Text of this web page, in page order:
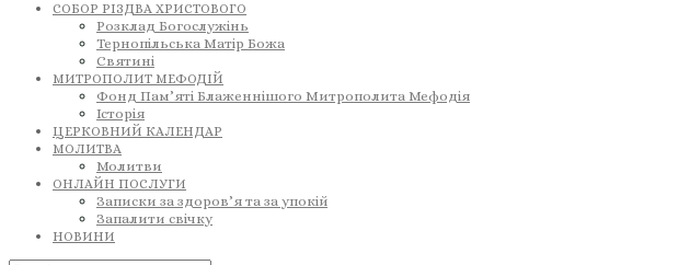
СОБОР РІЗДВА ХРИСТОВОГО
Розклад Богослужінь
Тернопільська Матір Божа
Святині
МИТРОПОЛИТ МЕФОДІЙ
Фонд Пам’яті Блаженнішого Митрополита Мефодія
Історія
ЦЕРКОВНИЙ КАЛЕНДАР
МОЛИТВА
Молитви
ОНЛАЙН ПОСЛУГИ
Записки за здоров’я та за упокій
Запалити свічку
НОВИНИ